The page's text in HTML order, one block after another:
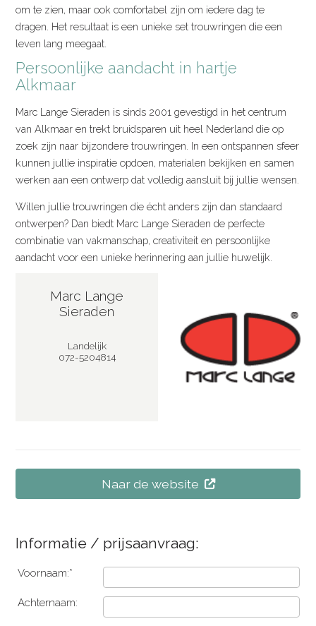
om te zien, maar ook comfortabel zijn om iedere dag te
dragen. Het resultaat is een unieke set trouwringen die een
leven lang meegaat.
Persoonlijke aandacht in hartje
Alkmaar
Marc Lange Sieraden is sinds 2001 gevestigd in het centrum
van Alkmaar en trekt bruidsparen uit heel Nederland die op
zoek zijn naar bijzondere trouwringen. In een ontspannen sfeer
kunnen jullie inspiratie opdoen, materialen bekijken en samen
werken aan een ontwerp dat volledig aansluit bij jullie wensen.
Willen jullie trouwringen die écht anders zijn dan standaard
ontwerpen? Dan biedt Marc Lange Sieraden de perfecte
combinatie van vakmanschap, creativiteit en persoonlijke
aandacht voor een unieke herinnering aan jullie huwelijk.
Marc Lange
Sieraden
Landelijk
072-5204814
Naar de website
Informatie / prijsaanvraag:
Voornaam:*
Achternaam: